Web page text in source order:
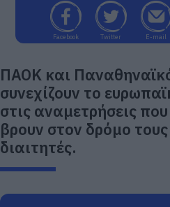
Facebook Twitter E-mail
ΠΑΟΚ και
συνεχίζουν το
στις αναμετρήσεις
βρουν στον δρόμο
διαιτητές.